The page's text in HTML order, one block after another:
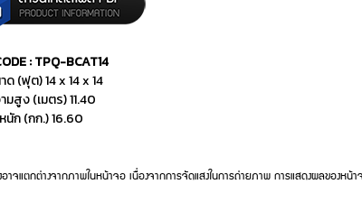
: TPQ-BCAT14
ด (ฟุต) 14 x 14 x 14
มสูง (เมตร) 11.40
นัก (กก.) 16.60
าจแตกต่างจากภาพในหน้าจอ เนื่องจากการจัดแสงในการถ่ายภาพ การแสดงผลของห